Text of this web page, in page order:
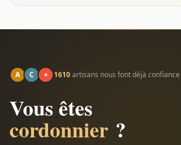
A C + 1610artisans nous font déjà confiance
Vous êtes
cordonnier ?